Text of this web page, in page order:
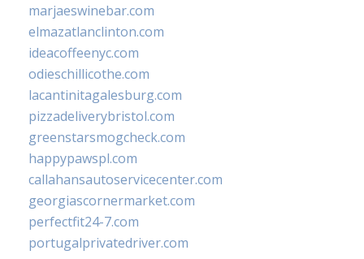
marjaeswinebar.com
elmazatlanclinton.com
ideacoffeenyc.com
odieschillicothe.com
lacantinitagalesburg.com
pizzadeliverybristol.com
greenstarsmogcheck.com
happypawspl.com
callahansautoservicecenter.com
georgiascornermarket.com
perfectfit24-7.com
portugalprivatedriver.com